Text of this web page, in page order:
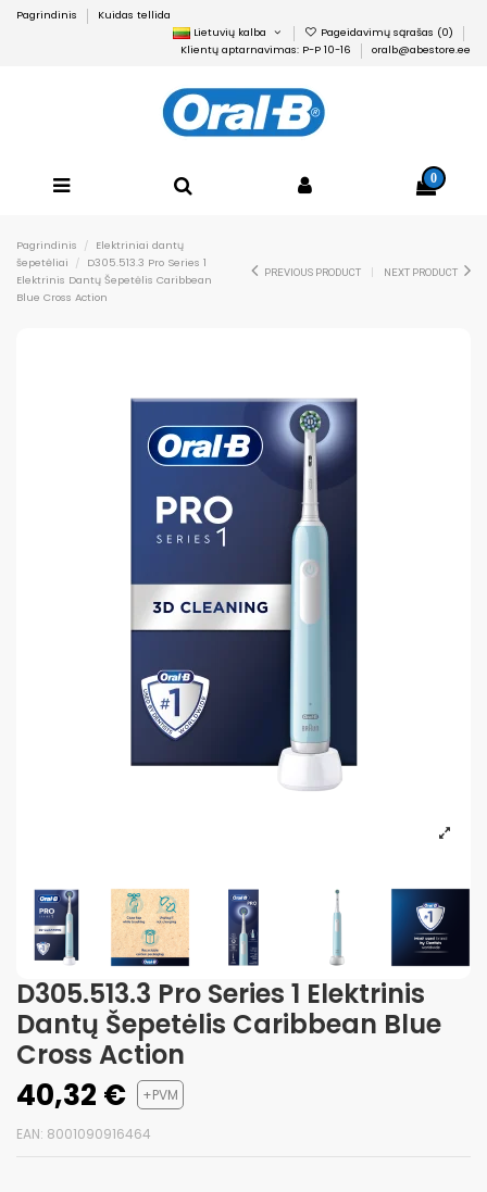
Pagrindinis
Kuidas tellida
Lietuvių kalba
Pageidavimų sąrašas (0)
Klientų aptarnavimas: P-P 10-16
oralb@abestore.ee
0
Pagrindinis
Elektriniai dantų
šepetėliai
D305.513.3 Pro Series 1
Elektrinis Dantų Šepetėlis Caribbean
Blue Cross Action
PREVIOUS PRODUCT NEXT PRODUCT
D305.513.3 Pro Series 1 Elektrinis
Dantų Šepetėlis Caribbean Blue
Cross Action
40,32 € +PVM
EAN: 8001090916464